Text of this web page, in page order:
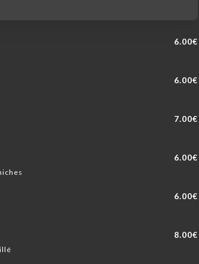
6.00€
6.00€
7.00€
6.00€
6.00€
8.00€